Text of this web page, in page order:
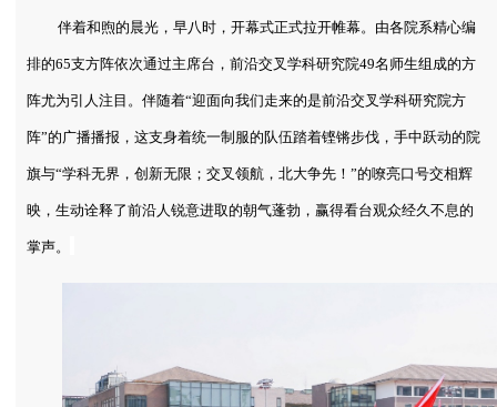
伴着和煦的晨光，早八时，开幕式正式拉开帷幕。由各院系精心编
排的65支方阵依次通过主席台，前沿交叉学科研究院49名师生组成的方
阵尤为引人注目。伴随着“迎面向我们走来的是前沿交叉学科研究院方
阵”的广播播报，这支身着统一制服的队伍踏着铿锵步伐，手中跃动的院
旗与“学科无界，创新无限；交叉领航，北大争先！”的嘹亮口号交相辉
映，生动诠释了前沿人锐意进取的朝气蓬勃，赢得看台观众经久不息的
掌声。